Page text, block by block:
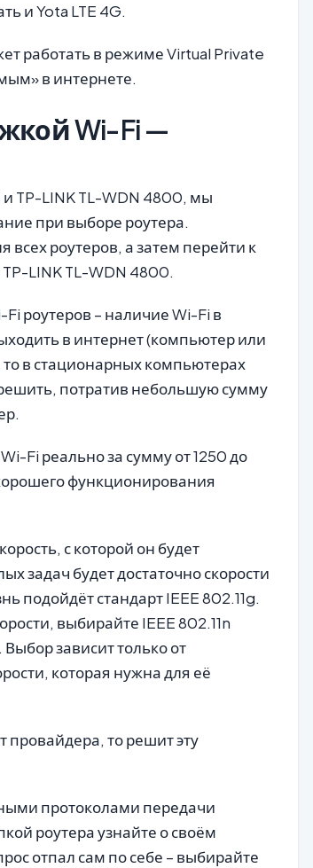
и Yota LTE 4G.
работать в режиме Virtual Private
в интернете.
Wi-Fi —
и TP-LINK TL-WDN 4800, мы
при выборе роутера.
роутеров, а затем перейти к
LINK TL-WDN 4800.
роутеров – наличие Wi-Fi в
в интернет (компьютер или
то в стационарных компьютерах
потратив небольшую сумму
Fi реально за сумму от 1250 до
функционирования
с которой он будет
задач будет достаточно скорости
подойдёт стандарт IEEE 802.11g.
выбирайте IEEE 802.11n
зависит только от
которая нужна для её
провайдера, то решит эту
протоколами передачи
роутера узнайте о своём
отпал сам по себе – выбирайте